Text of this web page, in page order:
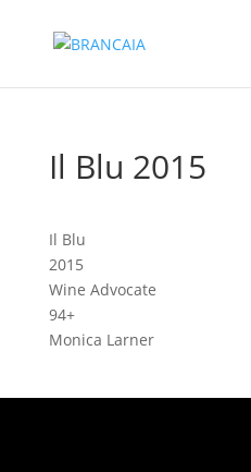
Il Blu 2015
Il Blu
2015
Wine Advocate
94+
Monica Larner